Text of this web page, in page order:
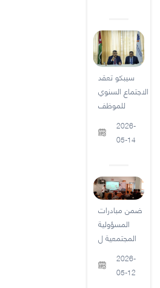
سيبكو تعقد
الاجتماع السنوي
للموظف
2026-
05-14
ضمن مبادرات
المسؤولية
المجتمعية ل
2026-
05-12